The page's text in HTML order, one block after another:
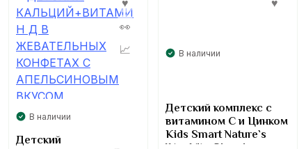
В наличии
Детский
В наличии
Детский комплекс с
витамином C и Цинком
Kids Smart Nature`s